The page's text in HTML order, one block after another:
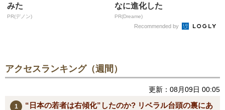
みた
PR(デノン)
なに進化した
PR(Dreame)
Recommended by
アクセスランキング（週間）
更新：08月09日 00:05
“日本の若者は右傾化”したのか? リベラル台頭の裏にあ